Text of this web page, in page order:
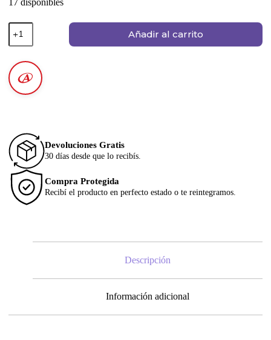
17 disponibles
Añadir al carrito
Devoluciones Gratis
30 días desde que lo recibís.
Compra Protegida
Recibí el producto en perfecto estado o te reintegramos.
Descripción
Información adicional